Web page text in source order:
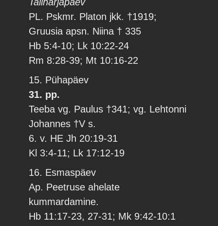
PL. Pskmr. Platon jkk. †1919;
Gruusia apsn. Niina † 335
Hb 5:4-10; Lk 10:22-24
Rm 8:28-39; Mt 10:16-22
15. Pühapäev
31. pp.
Teeba vg. Paulus †341; vg. Lehtonni
Johannes †V s.
6. v. HE Jh 20:19-31
Kl 3:4-11; Lk 17:12-19
16. Esmaspäev
Ap. Peetruse ahelate
kummardamine.
Hb 11:17-23, 27-31; Mk 9:42-10:1